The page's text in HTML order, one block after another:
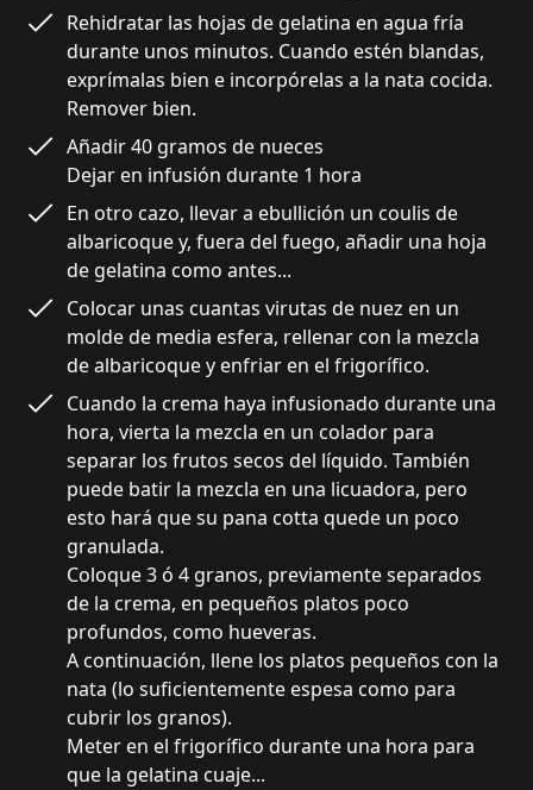
Rehidratar las hojas de gelatina en agua fría
durante unos minutos. Cuando estén blandas,
exprímalas bien e incorpórelas a la nata cocida.
Remover bien.
Añadir 40 gramos de nueces
Dejar en infusión durante 1 hora
En otro cazo, llevar a ebullición un coulis de
albaricoque y, fuera del fuego, añadir una hoja
de gelatina como antes...
Colocar unas cuantas virutas de nuez en un
molde de media esfera, rellenar con la mezcla
de albaricoque y enfriar en el frigorífico.
Cuando la crema haya infusionado durante una
hora, vierta la mezcla en un colador para
separar los frutos secos del líquido. También
puede batir la mezcla en una licuadora, pero
esto hará que su pana cotta quede un poco
granulada.
Coloque 3 ó 4 granos, previamente separados
de la crema, en pequeños platos poco
profundos, como hueveras.
A continuación, llene los platos pequeños con la
nata (lo suficientemente espesa como para
cubrir los granos).
Meter en el frigorífico durante una hora para
que la gelatina cuaje...